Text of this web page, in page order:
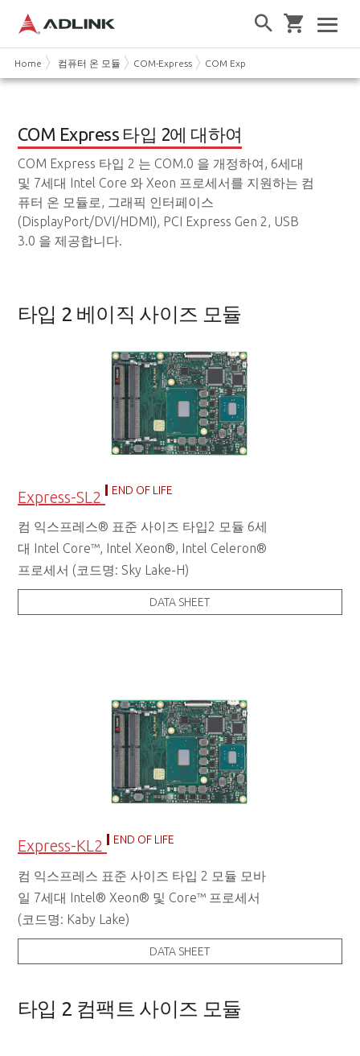
Home 컴퓨터 온 모듈 COM-Express COM Express Type 2
COM Express 타입 2에 대하여
COM Express 타입 2 는 COM.0 을 개정하여, 6세대
및 7세대 Intel Core 와 Xeon 프로세서를 지원하는 컴
퓨터 온 모듈로, 그래픽 인터페이스
(DisplayPort/DVI/HDMI), PCI Express Gen 2, USB
3.0 을 제공합니다.
타입 2 베이직 사이즈 모듈
Express-SL2 END OF LIFE
컴 익스프레스® 표준 사이즈 타입2 모듈 6세
대 Intel Core™, Intel Xeon®, Intel Celeron®
프로세서 (코드명: Sky Lake-H)
DATA SHEET
Express-KL2 END OF LIFE
컴 익스프레스 표준 사이즈 타입 2 모듈 모바
일 7세대 Intel® Xeon® 및 Core™ 프로세서
(코드명: Kaby Lake)
DATA SHEET
타입 2 컴팩트 사이즈 모듈